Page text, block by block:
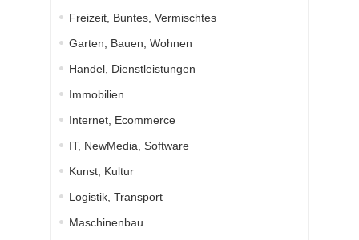
Freizeit, Buntes, Vermischtes
Garten, Bauen, Wohnen
Handel, Dienstleistungen
Immobilien
Internet, Ecommerce
IT, NewMedia, Software
Kunst, Kultur
Logistik, Transport
Maschinenbau